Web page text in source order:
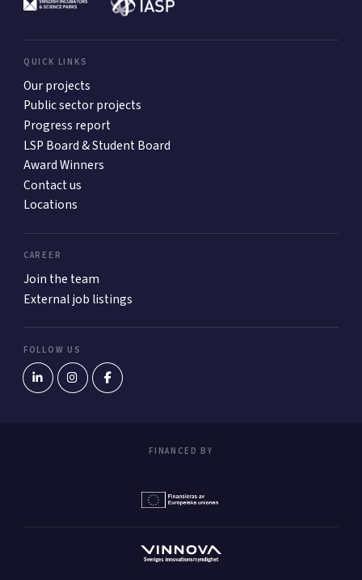
QUICK LINKS
Our projects
Public sector projects
Progress report
LSP Board & Student Board
Award Winners
Contact us
Locations
CAREER
Join the team
External job listings
FOLLOW US
FINANCED BY